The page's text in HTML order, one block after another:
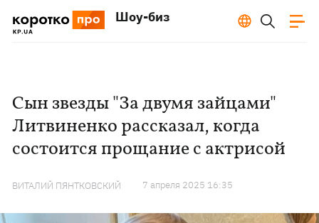
Шоу-биз
Сын звезды "За двумя зайцами"
Литвиненко рассказал, когда
состоится прощание с актрисой
ВИТАЛИЙ ПЯНТКОВСКИЙ 7 апреля 2025 16:35